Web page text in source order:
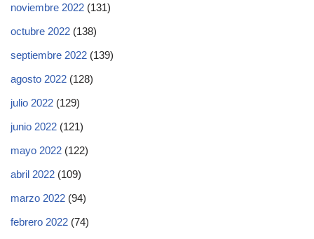
noviembre 2022 (131)
octubre 2022 (138)
septiembre 2022 (139)
agosto 2022 (128)
julio 2022 (129)
junio 2022 (121)
mayo 2022 (122)
abril 2022 (109)
marzo 2022 (94)
febrero 2022 (74)